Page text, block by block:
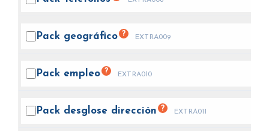
Pack geográfico ? EXTRA009
Pack empleo ? EXTRA010
Pack desglose dirección ? EXTRA011